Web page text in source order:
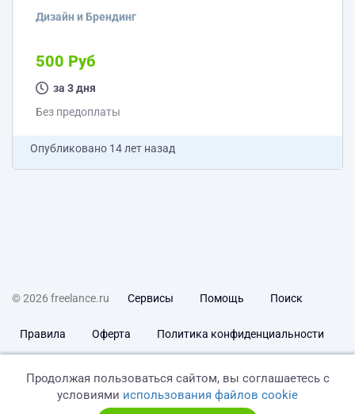
Дизайн и Брендинг
500 Руб
за 3 дня
Без предоплаты
Опубликовано 14 лет назад
© 2026 freelance.ru Сервисы Помощь Поиск
Правила Оферта Политика конфиденциальности
Продолжая пользоваться сайтом, вы соглашаетесь с
условиями использования файлов cookie